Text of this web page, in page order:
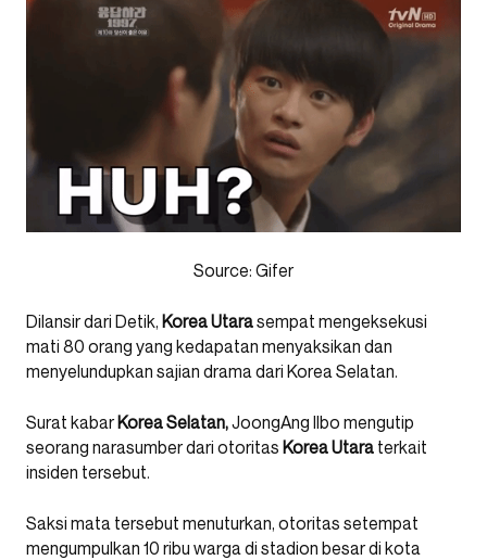
Source: Gifer
Dilansir dari Detik, Korea Utarasempat mengeksekusi
mati 80 orang yang kedapatan menyaksikan dan
menyelundupkan sajian drama dari Korea Selatan.
Surat kabarKorea Selatan,JoongAng Ilbo mengutip
seorang narasumber dari otoritas Korea Utara terkait
insiden tersebut.
Saksi mata tersebut menuturkan, otoritas setempat
mengumpulkan 10 ribu warga di stadion besar di kota